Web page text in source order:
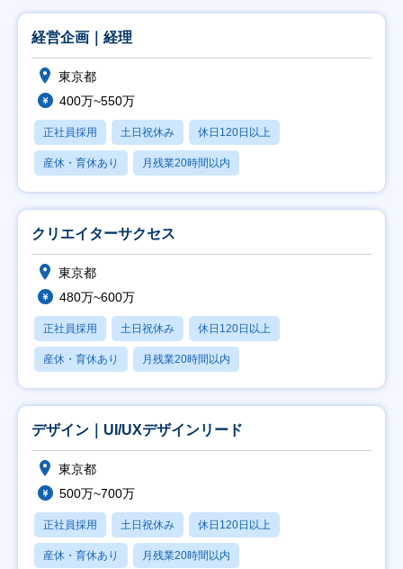
経営企画｜経理
東京都
400万~550万
正社員採用 土日祝休み 休日120日以上
産休・育休あり 月残業20時間以内
クリエイターサクセス
東京都
480万~600万
正社員採用 土日祝休み 休日120日以上
産休・育休あり 月残業20時間以内
デザイン｜UI/UXデザインリード
東京都
500万~700万
正社員採用 土日祝休み 休日120日以上
産休・育休あり 月残業20時間以内